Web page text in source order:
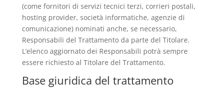
(come fornitori di servizi tecnici terzi, corrieri postali,
hosting provider, società informatiche, agenzie di
comunicazione) nominati anche, se necessario,
Responsabili del Trattamento da parte del Titolare.
L’elenco aggiornato dei Responsabili potrà sempre
essere richiesto al Titolare del Trattamento.
Base giuridica del trattamento